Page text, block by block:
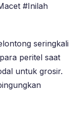
#Inilah
seringkali
peritel saat
untuk grosir.